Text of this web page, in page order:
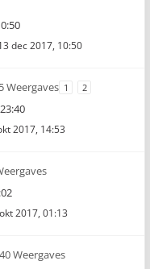
dec 2017, 10:50
Weergaves 1 2
2017, 14:53
2017, 01:13
Weergaves